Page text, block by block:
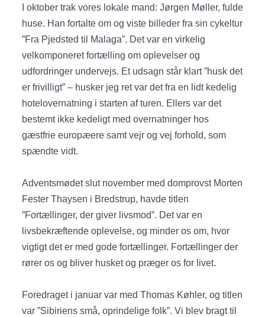
I oktober trak vores lokale mand: Jørgen Møller, fulde
huse. Han fortalte om og viste billeder fra sin cykeltur
”Fra Pjedsted til Malaga”. Det var en virkelig
velkomponeret fortælling om oplevelser og
udfordringer undervejs. Et udsagn står klart ”husk det
er frivilligt” – husker jeg ret var det fra en lidt kedelig
hotelovernatning i starten af turen. Ellers var det
bestemt ikke kedeligt med overnatninger hos
gæstfrie europæere samt vejr og vej forhold, som
spændte vidt.
Adventsmødet slut november med domprovst Morten
Fester Thaysen i Bredstrup, havde titlen
”Fortællinger, der giver livsmod”. Det var en
livsbekræftende oplevelse, og minder os om, hvor
vigtigt det er med gode fortællinger. Fortællinger der
rører os og bliver husket og præger os for livet.
Foredraget i januar var med Thomas Køhler, og titlen
var ”Sibiriens små, oprindelige folk”. Vi blev bragt til